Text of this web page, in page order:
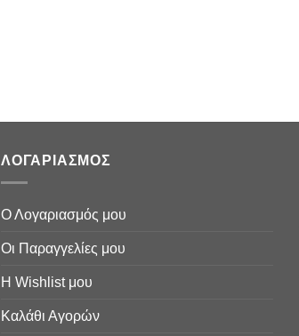
ΛΟΓΑΡΙΑΣΜΟΣ
Ο Λογαριασμός μου
Οι Παραγγελίες μου
Η Wishlist μου
Καλάθι Αγορών